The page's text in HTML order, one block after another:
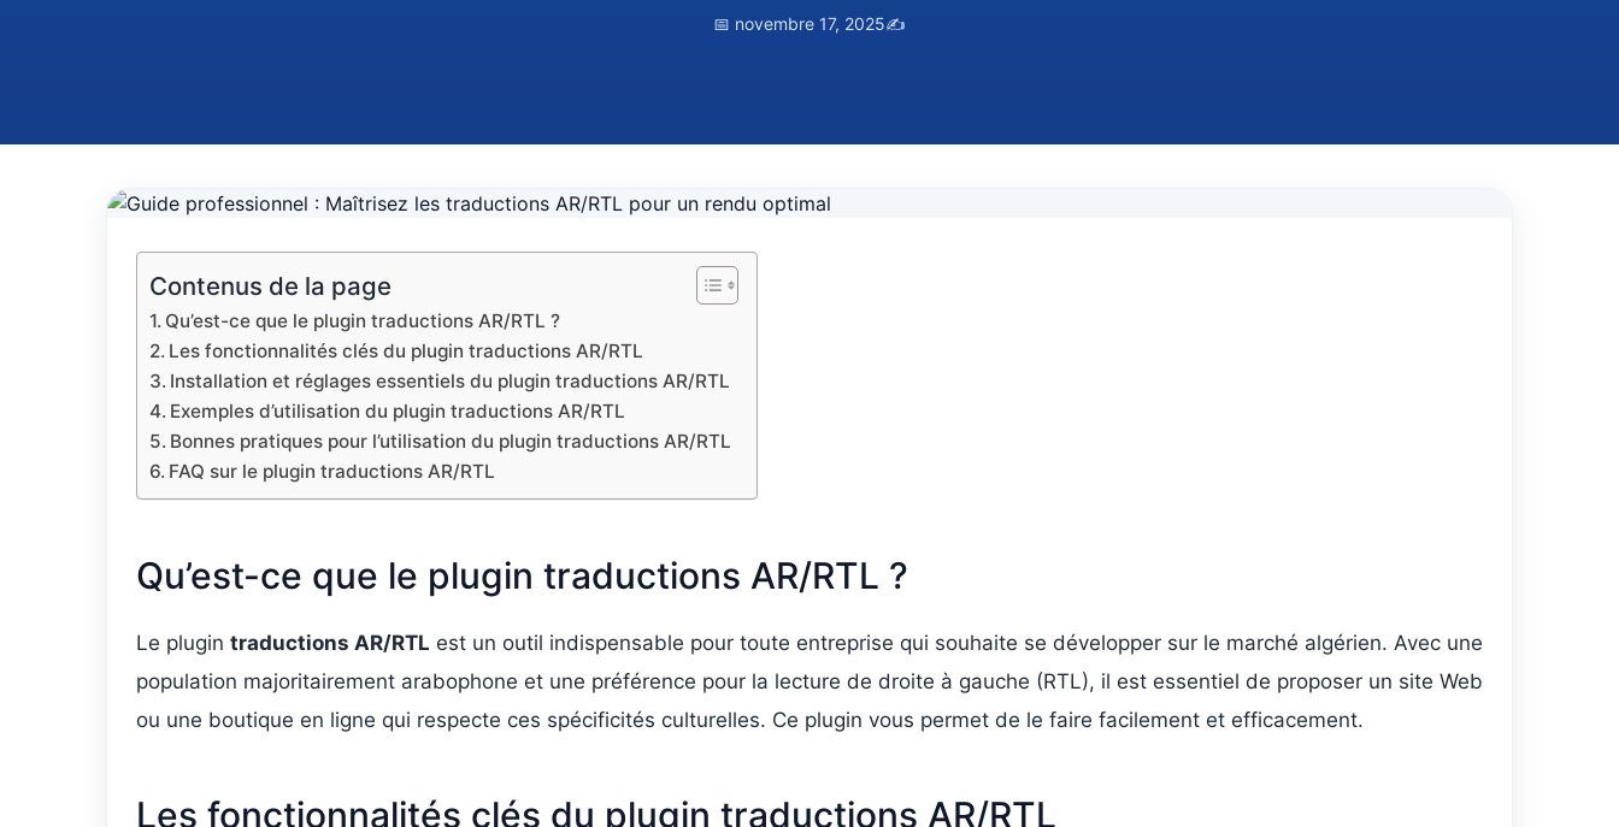
📅 novembre 17, 2025✍️
Contenus de la page
Qu’est-ce que le plugin traductions AR/RTL ?
Les fonctionnalités clés du plugin traductions AR/RTL
Installation et réglages essentiels du plugin traductions AR/RTL
Exemples d’utilisation du plugin traductions AR/RTL
Bonnes pratiques pour l’utilisation du plugin traductions AR/RTL
FAQ sur le plugin traductions AR/RTL
Qu’est-ce que le plugin traductions AR/RTL ?
Le plugin traductions AR/RTL est un outil indispensable pour toute entreprise qui souhaite se développer sur le marché algérien. Avec une
population majoritairement arabophone et une préférence pour la lecture de droite à gauche (RTL), il est essentiel de proposer un site Web
ou une boutique en ligne qui respecte ces spécificités culturelles. Ce plugin vous permet de le faire facilement et efficacement.
Les fonctionnalités clés du plugin traductions AR/RTL